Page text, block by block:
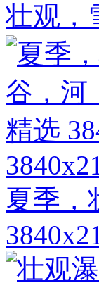
壮观，
夏季，